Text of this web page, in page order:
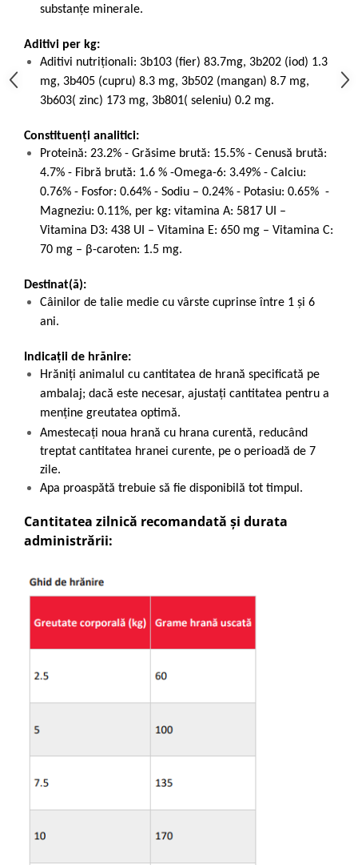
substanțe minerale.
Aditivi per kg:
Aditivi nutriţionali: 3b103 (fier) 83.7mg, 3b202 (iod) 1.3
mg, 3b405 (cupru) 8.3 mg, 3b502 (mangan) 8.7 mg,
3b603( zinc) 173 mg, 3b801( seleniu) 0.2 mg.
Constituenți analitici:
Proteină: 23.2% - Grăsime brută: 15.5% - Cenusă brută:
4.7% - Fibră brută: 1.6 % -Omega-6: 3.49% - Calciu:
0.76% - Fosfor: 0.64% - Sodiu – 0.24% - Potasiu: 0.65% -
Magneziu: 0.11%, per kg: vitamina A: 5817 UI –
Vitamina D3: 438 UI – Vitamina E: 650 mg – Vitamina C:
70 mg – β-caroten: 1.5 mg.
Destinat(ă):
Câinilor de talie medie cu vârste cuprinse între 1 și 6
ani.
Indicații de hrănire:
Hrăniți animalul cu cantitatea de hrană specificată pe
ambalaj; dacă este necesar, ajustați cantitatea pentru a
menține greutatea optimă.
Amestecați noua hrană cu hrana curentă, reducând
treptat cantitatea hranei curente, pe o perioadă de 7
zile.
Apa proaspătă trebuie să fie disponibilă tot timpul.
Cantitatea zilnică recomandată și durata
administrării: